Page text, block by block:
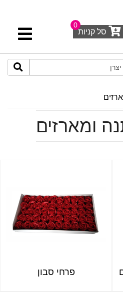
סל קניות
0
ומארזים
פרחי סבון